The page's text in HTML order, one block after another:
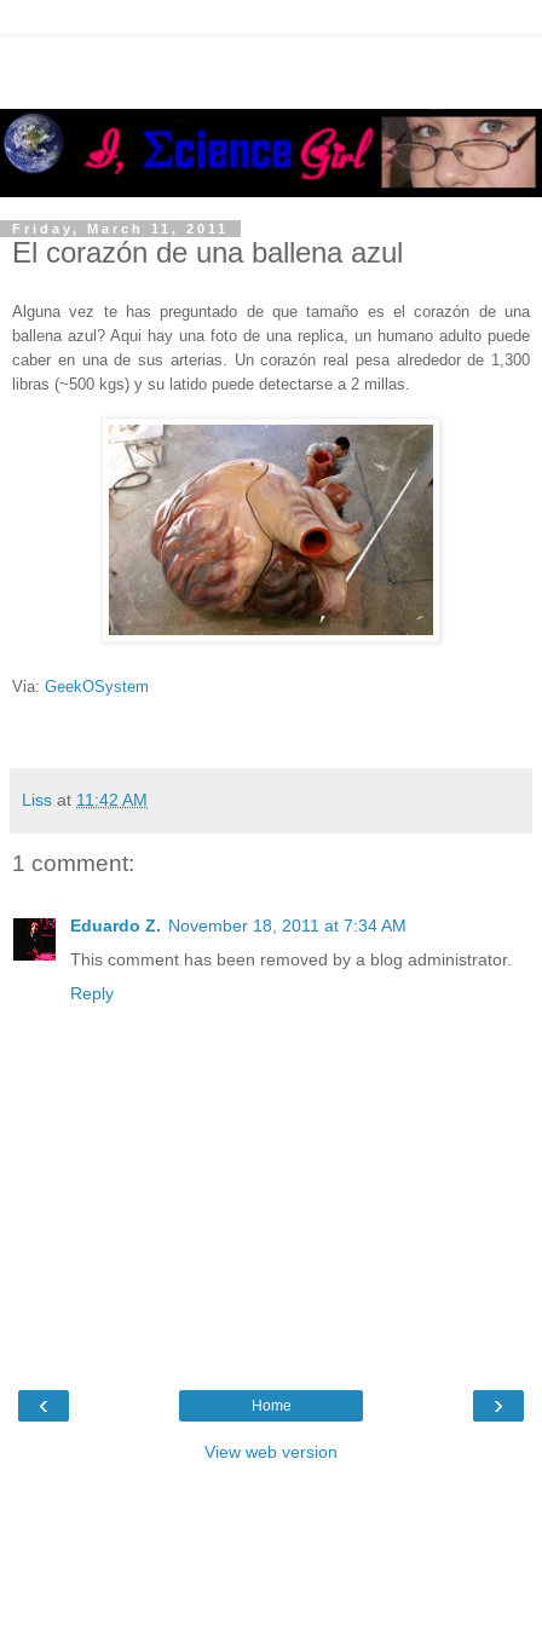
Friday, March 11, 2011
El corazón de una ballena azul
Alguna vez te has preguntado de que tamaño es el corazón de una
ballena azul? Aqui hay una foto de una replica, un humano adulto puede
caber en una de sus arterias. Un corazón real pesa alrededor de 1,300
libras (~500 kgs) y su latido puede detectarse a 2 millas.
Via: GeekOSystem
Liss at 11:42 AM
1 comment:
Eduardo Z. November 18, 2011 at 7:34 AM
This comment has been removed by a blog administrator.
Reply
‹ ›
Home
View web version